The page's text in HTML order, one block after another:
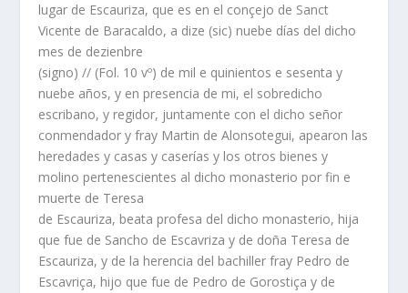
lugar de Escauriza, que es en el conçejo de Sanct
Vicente de Baracaldo, a dize (sic) nuebe días del dicho
mes de dezienbre
(signo) // (Fol. 10 vº) de mil e quinientos e sesenta y
nuebe años, y en presencia de mi, el sobredicho
escribano, y regidor, juntamente con el dicho señor
conmendador y fray Martin de Alonsotegui, apearon las
heredades y casas y caserías y los otros bienes y
molino pertenescientes al dicho monasterio por fin e
muerte de Teresa
de Escauriza, beata profesa del dicho monasterio, hija
que fue de Sancho de Escavriza y de doña Teresa de
Escauriza, y de la herencia del bachiller fray Pedro de
Escavriça, hijo que fue de Pedro de Gorostiça y de